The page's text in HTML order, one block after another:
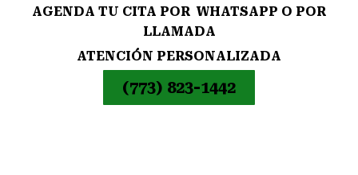
AGENDA TU CITA POR WHATSAPP O POR
LLAMADA
ATENCIÓN PERSONALIZADA
(773) 823-1442